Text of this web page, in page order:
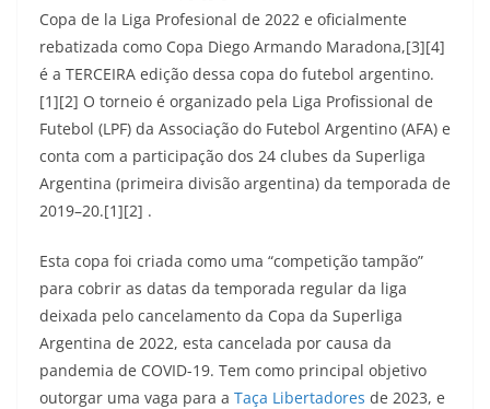
Copa de la Liga Profesional de 2022 e oficialmente
rebatizada como Copa Diego Armando Maradona,[3][4]
é a TERCEIRA edição dessa copa do futebol argentino.
[1][2] O torneio é organizado pela Liga Profissional de
Futebol (LPF) da Associação do Futebol Argentino (AFA) e
conta com a participação dos 24 clubes da Superliga
Argentina (primeira divisão argentina) da temporada de
2019–20.[1][2] .
Esta copa foi criada como uma “competição tampão”
para cobrir as datas da temporada regular da liga
deixada pelo cancelamento da Copa da Superliga
Argentina de 2022, esta cancelada por causa da
pandemia de COVID-19. Tem como principal objetivo
outorgar uma vaga para a Taça Libertadores de 2023, e